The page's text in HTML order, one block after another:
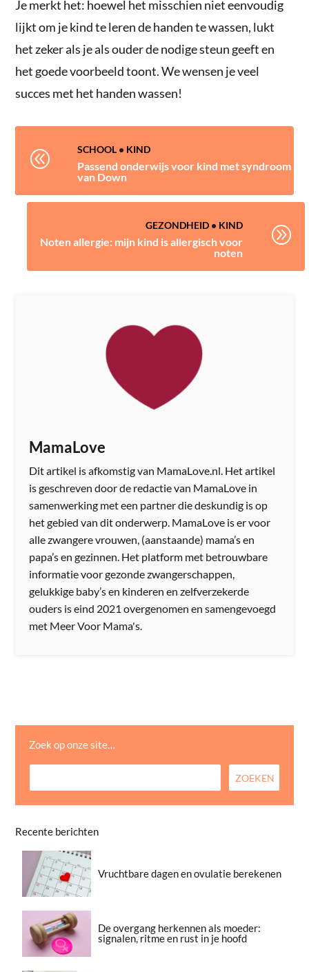
Je merkt het: hoewel het misschien niet eenvoudig
lijkt om je kind te leren de handen te wassen, lukt
het zeker als je als ouder de nodige steun geeft en
het goede voorbeeld toont. We wensen je veel
succes met het handen wassen!
@ SCHOOL • KIND
Passend onderwijs voor kind met syndroom
van Down
GEZONDHEID• KIND
Noten allergie: mijn kind is allergisch voor
noten
A
MamaLove
Dit artikel is afkomstig van MamaLove.nl. Het artikel
is geschreven door de redactie van MamaLove in
samenwerking met een partner die deskundig is op
het gebied van dit onderwerp. MamaLove is er voor
alle zwangere vrouwen, (aanstaande) mama’s en
papa’s en gezinnen. Het platform met betrouwbare
informatie voor gezonde zwangerschappen,
gelukkige baby’s en kinderen en zelfverzekerde
ouders is eind 2021 overgenomen en samengevoegd
met Meer Voor Mama's.
Zoek op onze site…
Recente berichten
Vruchtbare dagen en ovulatie berekenen
De overgang herkennen als moeder:
signalen, ritme en rust in je hoofd